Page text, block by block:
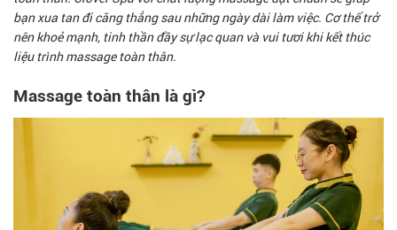
bạn xua tan đi căng thẳng sau những ngày dài làm việc. Cơ thể trở
nên khoẻ mạnh, tinh thần đầy sự lạc quan và vui tươi khi kết thúc
liệu trình massage toàn thân.
Massage toàn thân là gì?